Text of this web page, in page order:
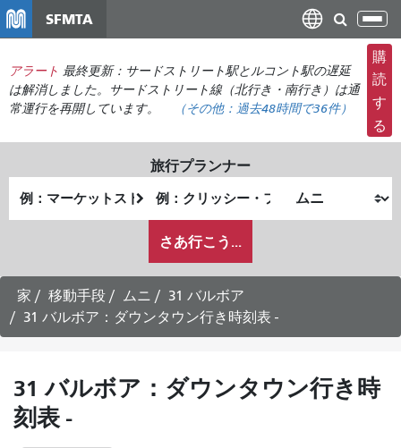
コ
ン
テ
ン
ツ
移
SFMTA
ナ
ビ
ゲ
ー
シ
ョ
の
切
り
え
アラート 最終更新：サードストリート駅とルコント駅の遅延
は解消しました。サードストリート線（北行き・南行き）は通
常運行を再開しています。
（その他： 過去48時間で36件）
購
読
す
る
旅行プランナー
出
発
終
了
が
ど
の
よ
う
旅
を
さあ行こう...
家 移動手段 ムニ
31 バルボア
31 バルボア：ダウンタウン行き時刻表 -
31 バルボア：ダウンタウン行き時
刻表 -